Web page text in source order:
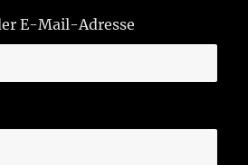
E-Mail-Adresse